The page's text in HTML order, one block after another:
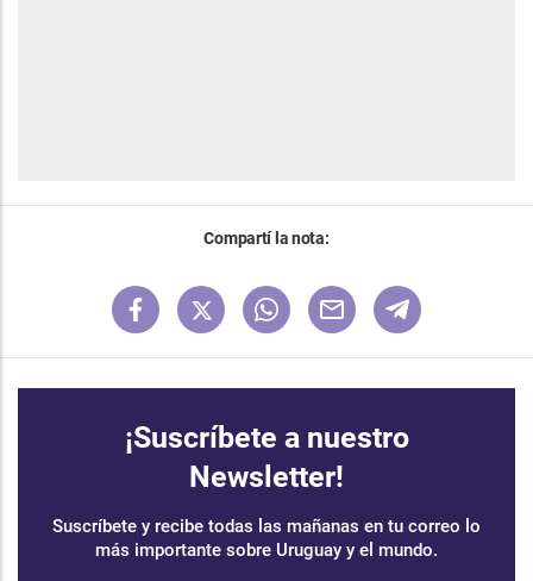
Compartí la nota:
¡Suscríbete a nuestro
Newsletter!
Suscríbete y recibe todas las mañanas en tu correo lo
más importante sobre Uruguay y el mundo.